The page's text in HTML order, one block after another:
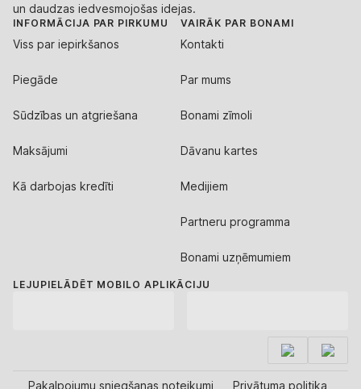
un daudzas iedvesmojošas idejas.
INFORMĀCIJA PAR PIRKUMU
Viss par iepirkšanos
Piegāde
Sūdzības un atgriešana
Maksājumi
Kā darbojas kredīti
VAIRĀK PAR BONAMI
Kontakti
Par mums
Bonami zīmoli
Dāvanu kartes
Medijiem
Partneru programma
Bonami uzņēmumiem
LEJUPIELĀDĒT MOBILO APLIKĀCIJU
Pakalpojumu sniegšanas noteikumi Privātuma politika